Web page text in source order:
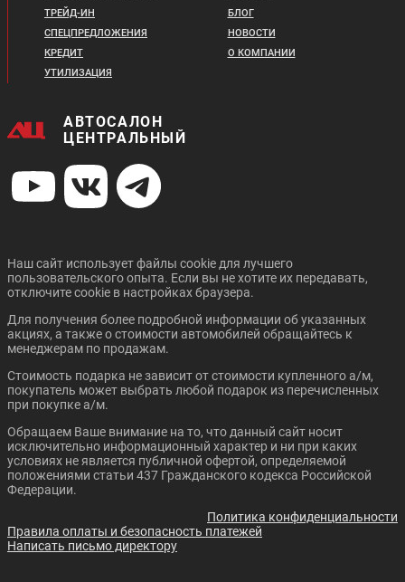
2 355 000 ₽
В кредит от:
32 131 ₽/мес.
CITROEN C4 SEDAN
Цена от:
1 574 000 ₽
В кредит от:
21 475 ₽/мес.
Цена от:
В кредит от:
5 389 ₽/мес.
FORD FIESTA СЕДАН FORD FOCUS СЕДАН
ТРЕЙД-ИН
СПЕЦПРЕДЛОЖЕНИЯ
КРЕДИТ
УТИЛИЗАЦИЯ
БЛОГ
НОВОСТИ
О КОМПАНИИ
АВТОСАЛОН
ЦЕНТРАЛЬНЫЙ
Наш сайт использует файлы cookie для лучшего
пользовательского опыта. Если вы не хотите их передавать,
отключите cookie в настройках браузера.
Для получения более подробной информации об указанных
акциях, а также о стоимости автомобилей обращайтесь к
менеджерам по продажам.
Стоимость подарка не зависит от стоимости купленного а/м,
покупатель может выбрать любой подарок из перечисленных
при покупке а/м.
Обращаем Ваше внимание на то, что данный сайт носит
исключительно информационный характер и ни при каких
условиях не является публичной офертой, определяемой
положениями статьи 437 Гражданского кодекса Российской
Федерации.
Политика конфиденциальности
Правила оплаты и безопасность платежей
Написать письмо директору